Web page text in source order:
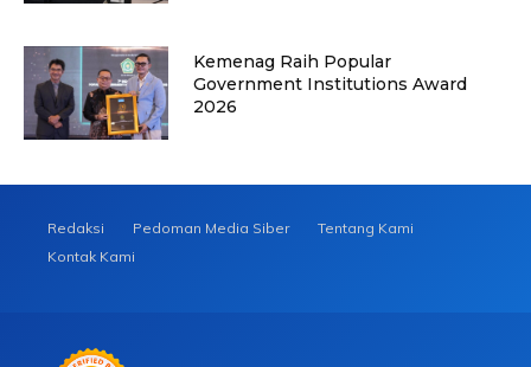
Kemenag Raih Popular
Government Institutions Award
2026
Redaksi Pedoman Media Siber
Tentang Kami
Kontak Kami